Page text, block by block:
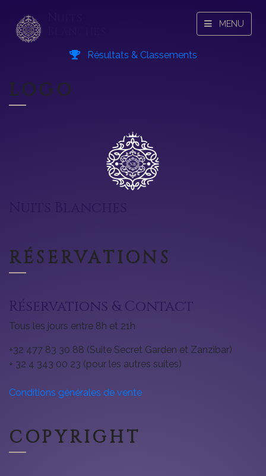
MENU
Résultats & Classements
LOGO
RÉSERVATIONS
Réservations & Contact
Tous les jours entre 8h et 21h
+32 477 83 30 88 (Suite Secret Garden et Zanzibar)
+ 32 4 343 00 23 (pour les autres suites)
Conditions générales de vente
COPYRIGHT